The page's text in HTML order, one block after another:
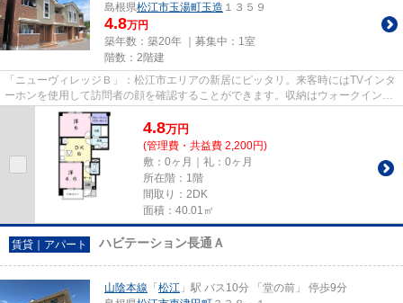
島根県松江市玉湯町玉造 １３５９
4.8万円
築年数：築20年 ｜募集中： 1室
階数：2階建
「ニューヴィレッジＢ」：松江市エリアの新居にピッタリ。来客時にはTVインタ
ーホンを使用して訪問者の顔を確認することができます。収納はウォークインク
ロゼット・トランクルームな...
4.8万円
(管理費・共益費 2,200円)
敷：0ヶ月｜礼：0ヶ月
所在階：1階
間取り：2DK
面積：40.01㎡
賃貸｜アパート ハビテーション長通Ａ
山陰本線 「 松江 」駅 バス10分 「堂の前」 停歩9分